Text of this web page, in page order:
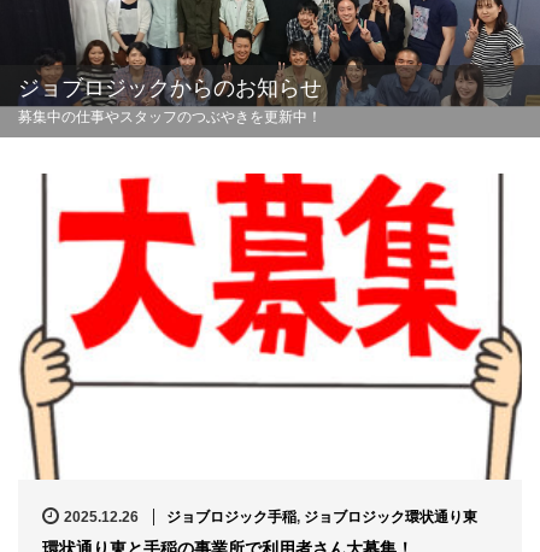
ジョブロジックからのお知らせ
募集中の仕事やスタッフのつぶやきを更新中！
2025.12.26 ジョブロジック手稲, ジョブロジック環状通り東
環状通り東と手稲の事業所で利用者さん大募集！